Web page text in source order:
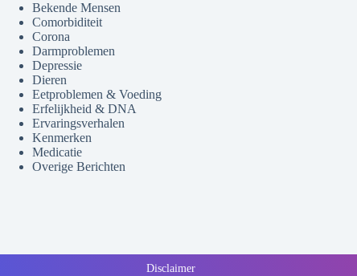
Bekende Mensen
Comorbiditeit
Corona
Darmproblemen
Depressie
Dieren
Eetproblemen & Voeding
Erfelijkheid & DNA
Ervaringsverhalen
Kenmerken
Medicatie
Overige Berichten
Disclaimer